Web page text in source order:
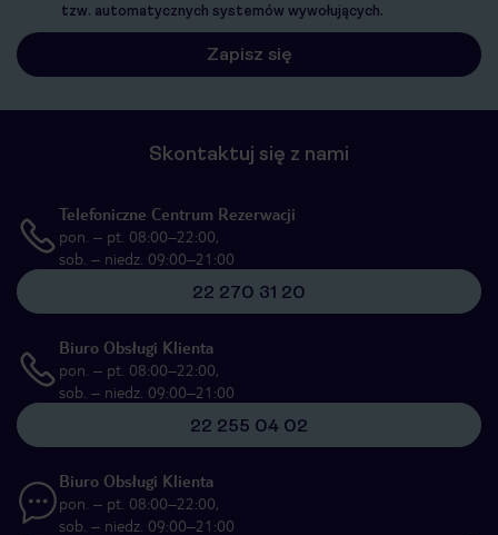
tzw. automatycznych systemów wywołujących.
Skontaktuj się z nami
Telefoniczne Centrum Rezerwacji
pon. – pt. 08:00–22:00,
sob. – niedz. 09:00–21:00
22 270 31 20
Biuro Obsługi Klienta
pon. – pt. 08:00–22:00,
sob. – niedz. 09:00–21:00
22 255 04 02
Biuro Obsługi Klienta
pon. – pt. 08:00–22:00,
sob. – niedz. 09:00–21:00